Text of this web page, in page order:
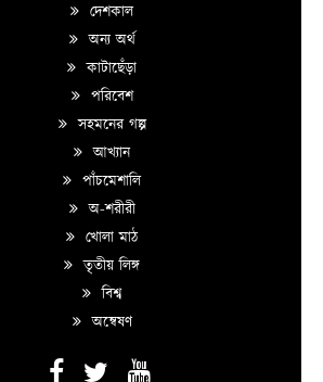
দেশকাল
অন্য অর্থ
কাটাছেঁড়া
পরিবেশ
সহমনের গল্প
আখ্যান
পাঁচমেশালি
অ-শরীরী
খোলা মাঠ
তৃতীয় লিঙ্গ
বিশ্ব
অন্বেষণ